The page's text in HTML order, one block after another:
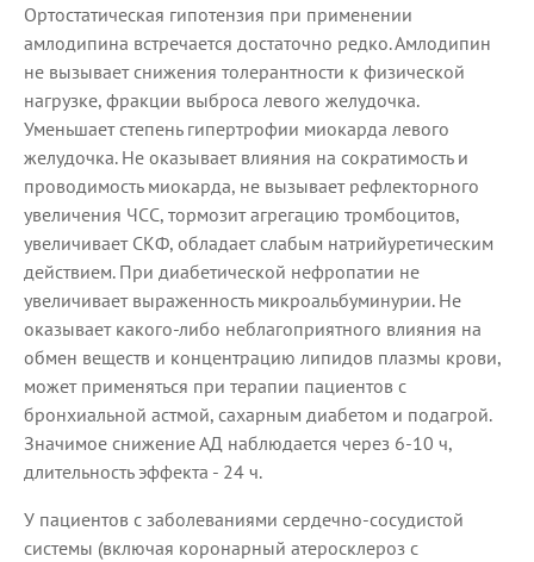
Ортостатическая гипотензия при применении
амлодипина встречается достаточно редко. Амлодипин
не вызывает снижения толерантности к физической
нагрузке, фракции выброса левого желудочка.
Уменьшает степень гипертрофии миокарда левого
желудочка. Не оказывает влияния на сократимость и
проводимость миокарда, не вызывает рефлекторного
увеличения ЧСС, тормозит агрегацию тромбоцитов,
увеличивает СКФ, обладает слабым натрийуретическим
действием. При диабетической нефропатии не
увеличивает выраженность микроальбуминурии. Не
оказывает какого-либо неблагоприятного влияния на
обмен веществ и концентрацию липидов плазмы крови,
может применяться при терапии пациентов с
бронхиальной астмой, сахарным диабетом и подагрой.
Значимое снижение АД наблюдается через 6-10 ч,
длительность эффекта - 24 ч.
У пациентов с заболеваниями сердечно-сосудистой
системы (включая коронарный атеросклероз с